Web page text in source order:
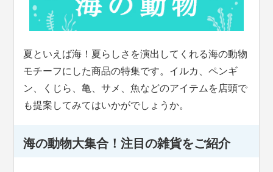
夏といえば海！夏らしさを演出してくれる海の動物
モチーフにした商品の特集です。イルカ、ペンギ
ン、くじら、亀、サメ、魚などのアイテムを店頭で
も提案してみてはいかがでしょうか。
海の動物大集合！注目の雑貨をご紹介